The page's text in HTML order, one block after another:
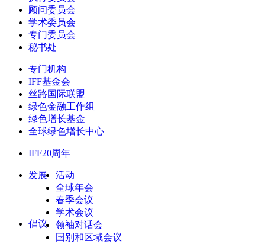
顾问委员会
学术委员会
专门委员会
秘书处
专门机构
IFF基金会
丝路国际联盟
绿色金融工作组
绿色增长基金
全球绿色增长中心
IFF20周年
发展
倡议
活动
全球年会
春季会议
学术会议
领袖对话会
国别和区域会议